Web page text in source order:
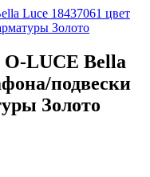
O-LUCE Bella
подвески
Золото